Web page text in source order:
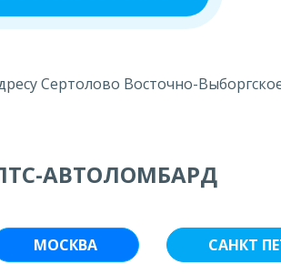
Сертолово Восточно-
АВТОЛОМБАРД
МОСКВА САНКТ